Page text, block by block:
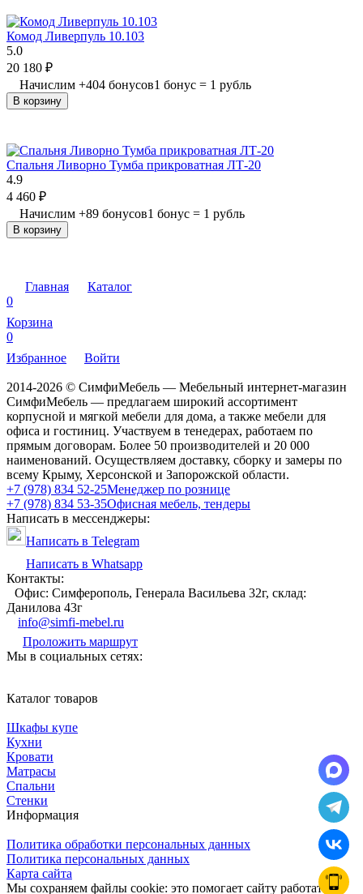
Комод Ливерпуль 10.103
5.0
20 180 ₽
Начислим +404 бонусов1 бонус = 1 рубль
В корзину
Спальня Ливорно Тумба прикроватная ЛТ-20
4.9
4 460 ₽
Начислим +89 бонусов1 бонус = 1 рубль
В корзину
Главная
Каталог
0
Корзина
0
Избранное
Войти
2014-2026 © СимфиМебель — Мебельный интернет-магазин
СимфиМебель — предлагаем широкий ассортимент
корпусной и мягкой мебели для дома, а также мебели для
офиса и гостиниц. Участвуем в тенедерах, работаем по
прямым договорам. Более 50 производителей и 20 000
наименований. Осуществляем доставку, сборку и замеры по
всему Крыму, Херсонской и Запорожской области.
+7 (978) 834 52-25Менеджер по рознице
+7 (978) 834 53-35Офисная мебель, тендеры
Написать в мессенджеры:
Написать в Telegram
Написать в Whatsapp
Контакты:
Офис: Симферополь, Генерала Васильева 32г, склад:
Данилова 43г
info@simfi-mebel.ru
Проложить маршрут
Мы в социальных сетях:
Каталог товаров
Шкафы купе
Кухни
Кровати
Матрасы
Cпальни
Стенки
Информация
Политика обработки персональных данных
Политика персональных данных
Карта сайта
Мы сохраняем файлы cookie: это помогает сайту работать